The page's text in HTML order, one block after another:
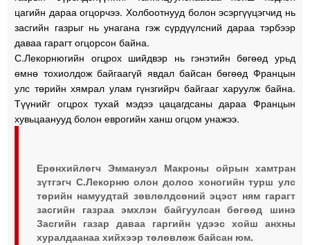
цагийн дараа огцорчээ. Холбоотнууд болон эсэргүүцэгчид нь
засгийн газрыг нь унагана гэж сүрдүүлсний дараа тэрбээр
даваа гарагт огцорсон байна.
С.Лекорнюгийн огцрох шийдвэр нь гэнэтийн бөгөөд урьд
өмнө тохиолдож байгаагүй явдал байсан бөгөөд Францын
улс төрийн хямрал улам гүнзгийрч байгааг харуулж байна.
Түүнийг огцрох тухай мэдээ цацагдсаны дараа Францын
хувьцаанууд болон еврогийн ханш огцом унажээ.
Ерөнхийлөгч Эммануэл Макроны ойрын хамтран
зүтгэгч С.Лекорню олон долоо хоногийн турш улс
төрийн намуудтай зөвлөлдсөний эцэст ням гарагт
засгийн газраа эмхлэн байгуулсан бөгөөд шинэ
Засгийн газар даваа гаргийн үдээс хойш анхны
хуралдаанаа хийхээр төлөвлөж байсан юм.